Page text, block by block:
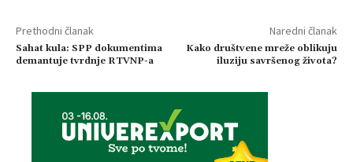
Prethodni članak
Sahat kula: SPP dokumentima
demantuje tvrdnje RTVNP-a
Naredni članak
Kako društvene mreže oblikuju
iluziju savršenog života?